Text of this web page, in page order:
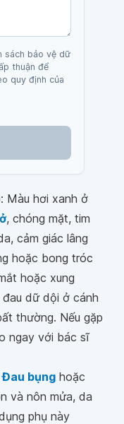
sách bảo vệ dữ
thuận để
quy định của
Màu hơi xanh ở
, chóng mặt, tim
cảm giác lâng
hoặc bong tróc
hoặc xung
dữ dội ở cánh
thường. Nếu gặp
ngay với bác sĩ
Đau bụng hoặc
và nôn mửa, da
phụ này